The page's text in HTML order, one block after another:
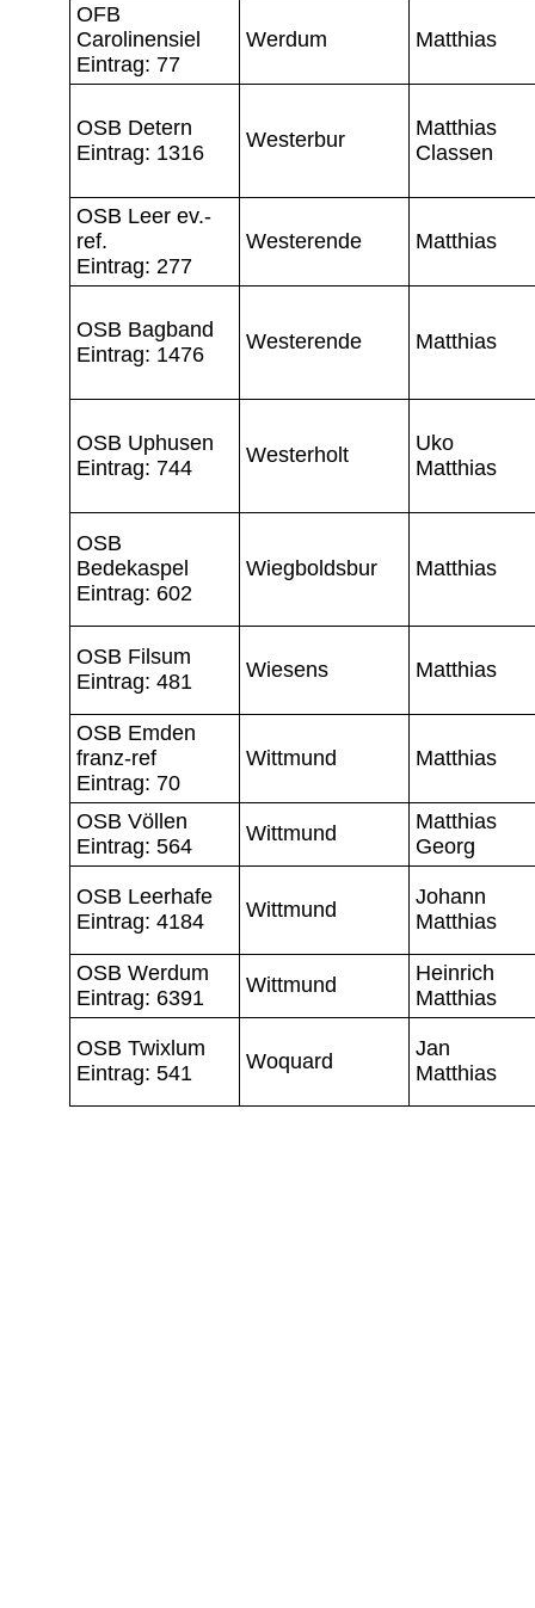
OFB
Carolinensiel
Eintrag: 77
Werdum Matthias
OSB Detern
Eintrag: 1316
Westerbur
Matthias
Classen
OSB Leer ev.-
ref.
Eintrag: 277
Westerende Matthias
OSB Bagband
Eintrag: 1476
Westerende Matthias
OSB Uphusen
Eintrag: 744
Westerholt
Uko
Matthias
OSB
Bedekaspel
Eintrag: 602
Wiegboldsbur Matthias
OSB Filsum
Eintrag: 481
Wiesens Matthias
OSB Emden
franz-ref
Eintrag: 70
Wittmund Matthias
OSB Völlen
Eintrag: 564
Wittmund
Matthias
Georg
OSB Leerhafe
Eintrag: 4184
Wittmund
Johann
Matthias
OSB Werdum
Eintrag: 6391
Wittmund
Heinrich
Matthias
OSB Twixlum
Eintrag: 541
Woquard
Jan
Matthias